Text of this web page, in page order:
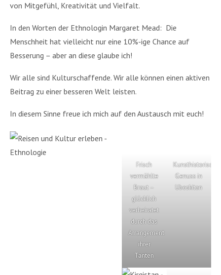
von Mitgefühl, Kreativität und Vielfalt.
In den Worten der Ethnologin Margaret Mead: Die
Menschheit hat vielleicht nur eine 10%-ige Chance auf
Besserung – aber an diese glaube ich!
Wir alle sind Kulturschaffende. Wir alle können einen aktiven
Beitrag zu einer besseren Welt leisten.
In diesem Sinne freue ich mich auf den Austausch mit euch!
Frisch
vermählte
Braut –
glücklich
verheiratet
durch das
Arrangement
ihrer
Tanten
Kunsthistorischer
Genuss in
Ubeskitan